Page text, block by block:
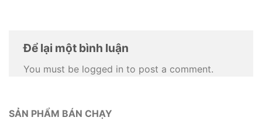
Để lại một bình luận
You must be logged in to post a comment.
SẢN PHẨM BÁN CHẠY